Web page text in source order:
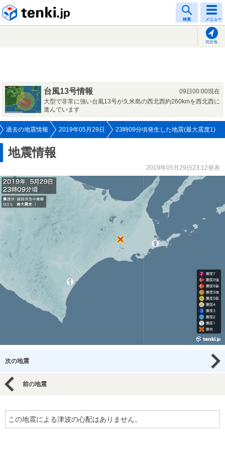
検索 メニュー
現在地
台風13号情報
09日00:00現在
大型で非常に強い台風13号が久米島の西北西約260kmを西北西に
進んでいます
過去の地震情報 2019年05月29日 23時09分頃発生した地震(最大震度1)
地震情報
2019年05月29日23:12発表
次の地震
前の地震
この地震による津波の心配はありません。